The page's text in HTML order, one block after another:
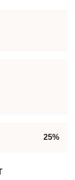
25%